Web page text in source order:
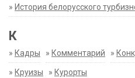
» История белорусского
К
» Кадры » Комментарий »
» Круизы » Курорты